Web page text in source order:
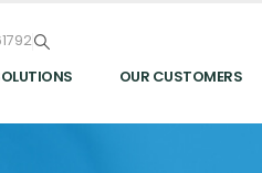
OUR CUSTOMERS